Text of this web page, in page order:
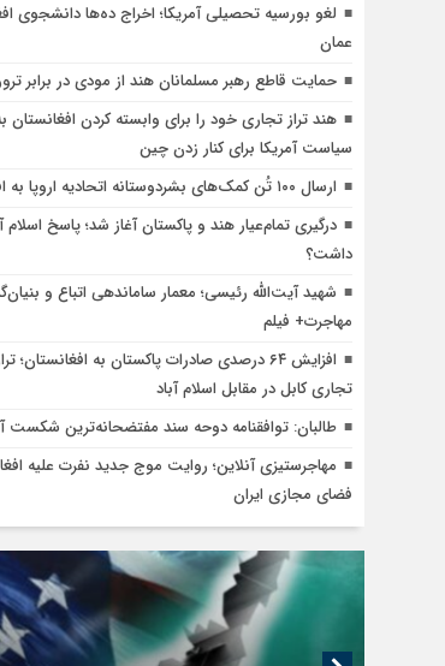
لغو بورسیه تحصیلی آمریکا؛ اخراج ده‌ها دانشجوی
عمان
حمایت قاطع رهبر مسلمانان هند از مودی در برابر
هند تراز تجاری خود را برای وابسته کردن
سیاست آمریکا برای کنار زدن چین
ارسال ۱۰۰ تُن کمک‌های بشردوستانه اتحادیه اروپا به افغانستان
درگیری تمام‌عیار هند و پاکستان آغاز شد؛ پاسخ اسلام
داشت؟
شهید آیت‌الله رئیسی؛ معمار ساماندهی اتباع و
مهاجرت+ فیلم
افزایش ۶۴ درصدی صادرات پاکستان به
تجاری کابل در مقابل اسلام آباد
طالبان: توافقنامه دوحه سند مفتضحانه‌ترین شکست
مهاجرستیزی آنلاین؛ روایت موج جدید نفرت علیه
فضای مجازی ایران